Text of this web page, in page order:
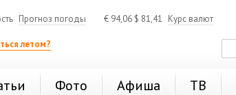
Прогноз погоды € 94,06 $ 81,41 Курс валют
летом?
Фото Афиша ТВ